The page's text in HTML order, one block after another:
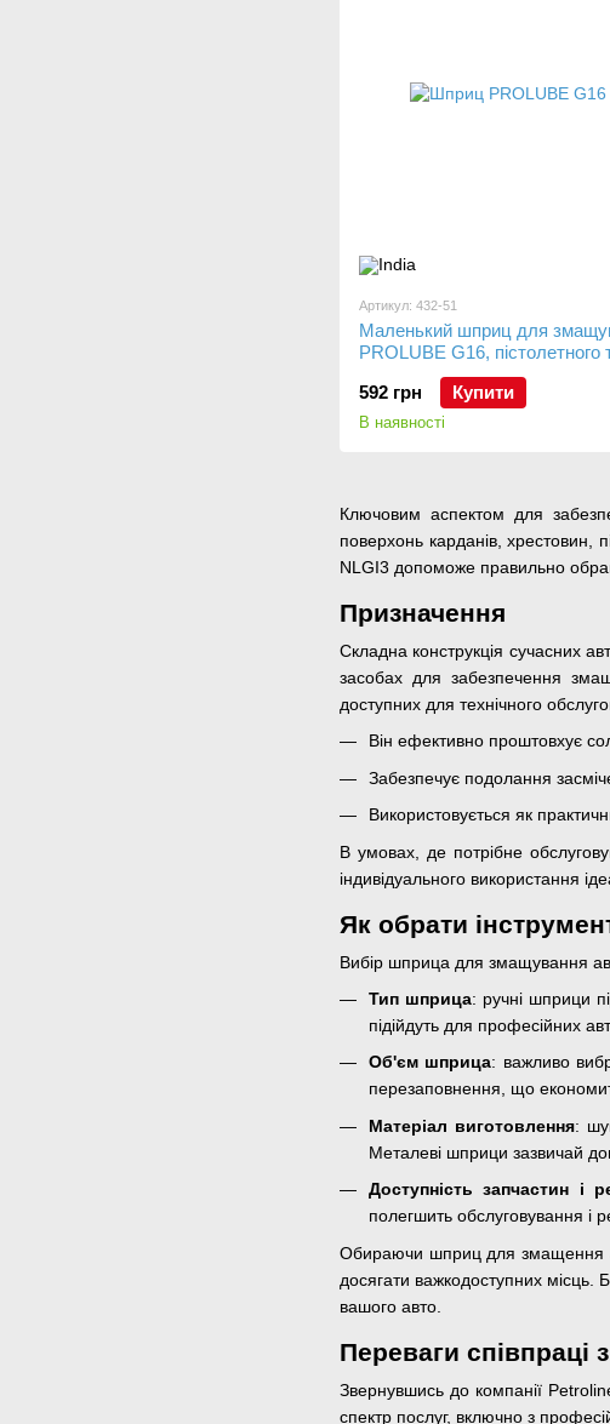
Ключовим аспектом для
поверхонь карданів, хрестовин,
NLGI3 допоможе правильно
Призначення
Складна конструкція сучасних
засобах для забезпечення
доступних для технічного
Він ефективно проштовхує
Забезпечує подолання
Використовується як
В умовах, де потрібне
індивідуального використання
Як обрати
Вибір шприца для змащування
Тип шприца: ручні шприци
підійдуть для професійних
Об'єм шприца: важливо
перезаповнення, що
Матеріал виготовлення:
Металеві шприци зазвичай
Доступність запчастин і
полегшить обслуговування і
Обираючи шприц для змащення
досягати важкодоступних місць.
вашого авто.
Переваги співпраці
Звернувшись до компанії
спектр послуг, включно з
Артикул: 432-51
Маленький шприц для
PROLUBE G16, пістолетного
сталевою трубкою, 240 бар
592 грн
Купити
В наявності